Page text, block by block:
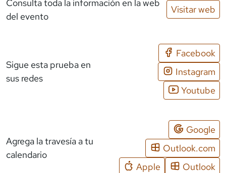
Consulta toda la información en la web
del evento
Visitar web
Sigue esta prueba en
sus redes
Facebook
Instagram
Youtube
Agrega la travesía a tu
calendario
Google
Outlook.com
Apple
Outlook